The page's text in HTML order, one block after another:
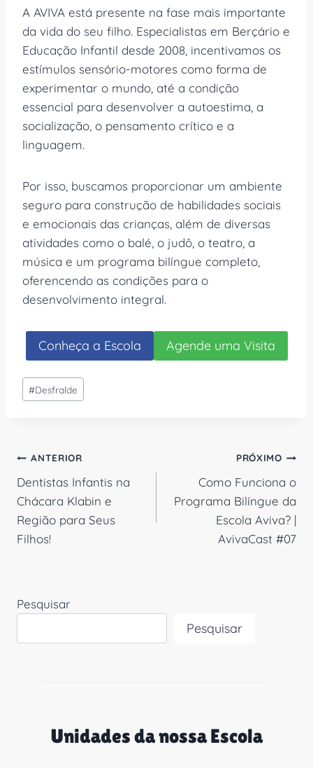
A AVIVA está presente na fase mais importante
da vida do seu filho. Especialistas em Berçário e
Educação Infantil desde 2008, incentivamos os
estímulos sensório-motores como forma de
experimentar o mundo, até a condição
essencial para desenvolver a autoestima, a
socialização, o pensamento crítico e a
linguagem.
Por isso, buscamos proporcionar um ambiente
seguro para construção de habilidades sociais
e emocionais das crianças, além de diversas
atividades como o balé, o judô, o teatro, a
música e um programa bilíngue completo,
oferencendo as condições para o
desenvolvimento integral.
Conheça a Escola Agende uma Visita
Tags
do
#Desfralde
Navegação
de
Post
ANTERIOR
Dentistas Infantis na
Chácara Klabin e
Região para Seus
Filhos!
PRÓXIMO
Como Funciona o
Programa Bilíngue da
Escola Aviva? |
AvivaCast #07
Pesquisar
Pesquisar
Unidades da nossa Escola